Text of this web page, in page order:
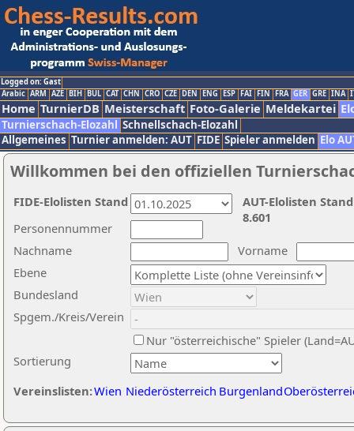
Logged on: Gast
Arabic ARM AZE BIH BUL CAT CHN CRO CZE DEN ENG ESP FAI FIN FRA GER GRE INA
Home TurnierDB Meisterschaft Foto-Galerie Meldekartei
Turnierschach-Elozahl Schnellschach-Elozahl
Allgemeines Turnier anmelden: AUT FIDE Spieler anmelden Elo
Willkommen bei den offiziellen
Nachname
Vorname
Ebene
Sortierung
Personennummer
Bundesland
Spgem./Kreis/Verein
Nur "österreichische" Spieler
Vereinslisten:Wien Niederösterreich Burgenland
AUT-Elolisten
8.601
FIDE-Elolisten Stand